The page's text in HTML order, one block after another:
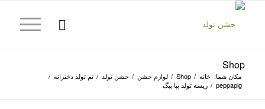
Shop
مکان شما: خانه /
Shop
/ لوازم جشن / جشن تولد / تم تولد دخترانه /
peppapig
/ ریسه تولد پپا پیگ